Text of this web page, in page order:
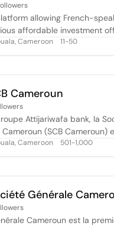
allowing French-
affordable investment
and more.
Cameroon 11-50
Cameroun
Attijariwafa bank, la
(SCB Cameroun)
avec ses clients. Elle a vocation à
besoins de tous.
Cameroon 501-1,000
Générale
Cameroun est la